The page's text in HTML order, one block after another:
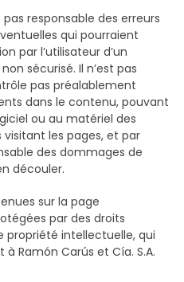
pas responsable des erreurs
qui pourraient
par l’utilisateur d’un
sécurisé. Il n’est pas
pas préalablement
dans le contenu, pouvant
ou au matériel des
les pages, et par
des dommages de
découler.
sur la page
par des droits
propriété intellectuelle, qui
Ramón Carús et Cía. S.A.